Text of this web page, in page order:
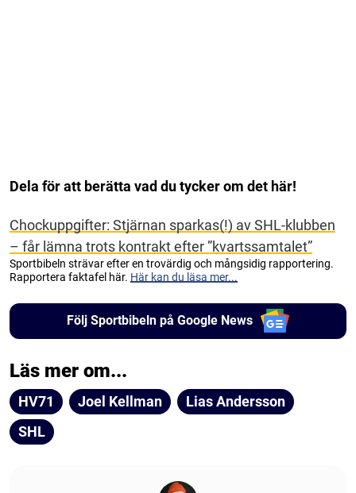
Dela för att berätta vad du tycker om det här!
Chockuppgifter: Stjärnan sparkas(!) av SHL-klubben
– får lämna trots kontrakt efter ”kvartssamtalet”
Sportbibeln strävar efter en trovärdig och mångsidig rapportering.
Rapportera faktafel här. Här kan du läsa mer...
Följ Sportbibeln på Google News
Läs mer om...
HV71 Joel Kellman
Lias Andersson
SHL